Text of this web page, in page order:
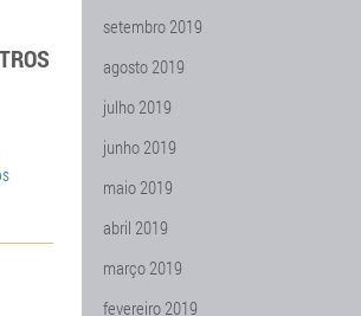
setembro 2019
agosto 2019
julho 2019
junho 2019
maio 2019
abril 2019
março 2019
fevereiro 2019